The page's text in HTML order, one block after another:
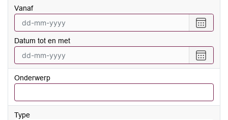
vanaf
een
vanaf
Datum tot en met
een
tot
met
Onderwerp
Type